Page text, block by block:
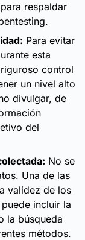
respaldar
Para evitar
esta
control
un nivel alto
divulgar, de
del
No se
Una de las
validez de los
incluir la
la búsqueda
métodos.